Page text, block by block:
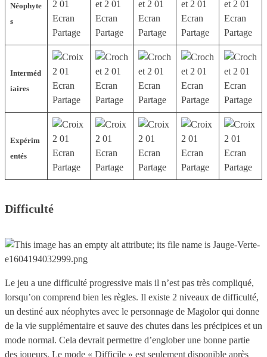
Néophyte
s
Interméd
iaires
Expérim
entés
Difficulté
Le jeu a une difficulté progressive mais il n’est pas très compliqué,
lorsqu’on comprend bien les règles. Il existe 2 niveaux de difficulté,
un destiné aux néophytes avec le personnage de Magolor qui donne
de la vie supplémentaire et sauve des chutes dans les précipices et un
mode normal. Cela devrait permettre d’englober une bonne partie
des joueurs. Le mode « Difficile » est seulement disponible après